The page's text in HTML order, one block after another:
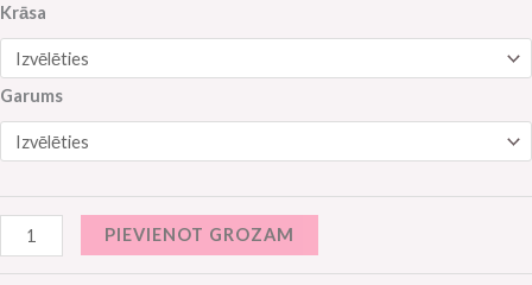
Krāsa
Garums
PIEVIENOT GROZAM